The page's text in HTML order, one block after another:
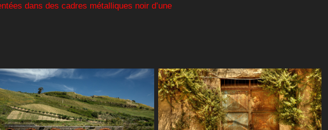
dans des cadres métalliques noir d’une